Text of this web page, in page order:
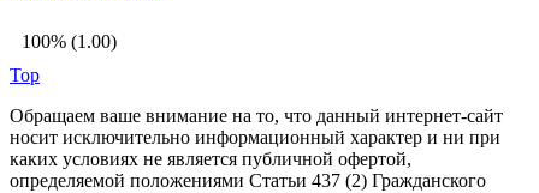
100% (1.00)
Top
Обращаем ваше внимание на то, что данный интернет-сайт
носит исключительно информационный характер и ни при
каких условиях не является публичной офертой,
определяемой положениями Статьи 437 (2) Гражданского